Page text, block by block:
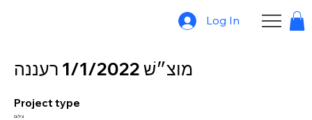
Log In
מוצ״שׁ 1/1/2022 רעננה
Project type
צילום